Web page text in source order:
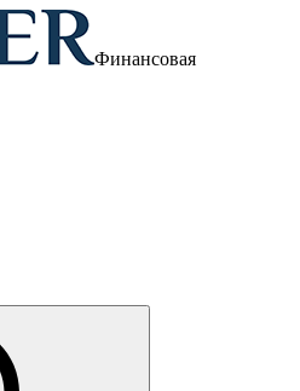
Финансовая